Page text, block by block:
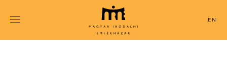
tartalomra
ENGLISH